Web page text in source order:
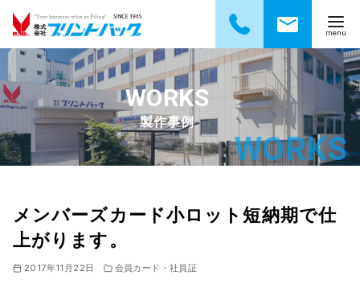
ン
テ
ツ
へ
製作事例
メンバーズカード小ロット短納期で仕
上がります。
2017年11月22日 会員カード・社員証